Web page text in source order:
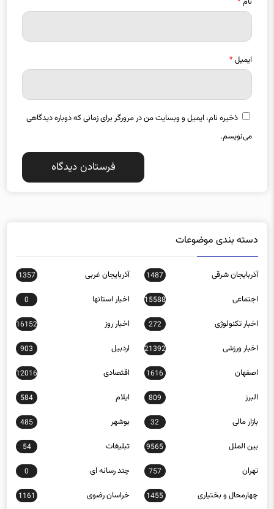
ایمیل*
ذخیره نام، ایمیل و وبسایت من در مرورگر برای زمانی که دوباره دیدگاهی
می‌نویسم.
آذربایجان شرقی
اجتماعی 15588 اخبار استانها 0
اخبار تکنولوژی 272 اخبار روز 16152
اخبار ورزشی 21392 اردبیل 903
اصفهان 1616 اقتصادی 12016
البرز 809
584
بازار مالی 32 بوشهر 485
بین الملل 9565 تبلیغات 54
تهران 757 چند رسانه ای 0
چهارمحال و بختیاری 1455 خراسان رضوی 1161
خراسان شمالی 978 خوزستان 1042